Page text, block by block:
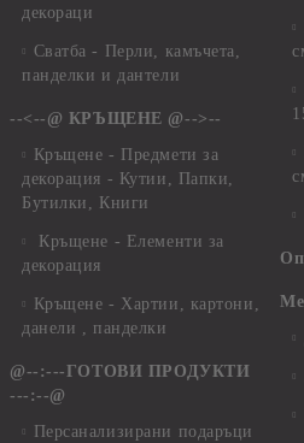
декораци
Сватба - Перли, камъчета,
панделки и дантели
--<--@ КРЪЩЕНЕ @-->--
Кръщене - Предмети за
декорация - Кутии, Папки,
Бутилки, Книги
Кръщене - Елементи за
декорация
Кръщене - Хартии, картони,
данели , панделки
@--:---ГОТОВИ ПРОДУКТИ
---:--@
Персанализирани подаръци